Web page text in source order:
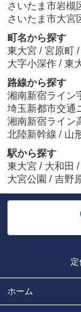
さいたま市岩槻
さいたま市大宮
町名から探す
東大宮 / 宮原町 /
大字小深作 / 東
路線から探す
湘南新宿ライン
埼玉新都市交通
湘南新宿ライン
北陸新幹線 / 山
駅から探す
東大宮 / 大和田 /
大宮公園 / 吉野
定
ホーム